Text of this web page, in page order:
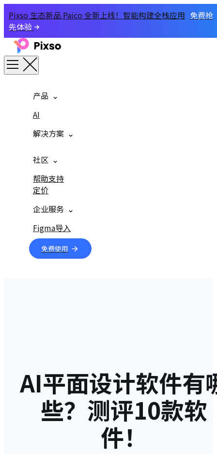
Pixso 生态新品 Paico 全新上线！智能构建全栈应用 免费抢
先体验
产品
AI
解决方案
社区
帮助支持
定价
企业服务
Figma导入
免费使用
AI平面设计软件有
些？测评10款软
件！